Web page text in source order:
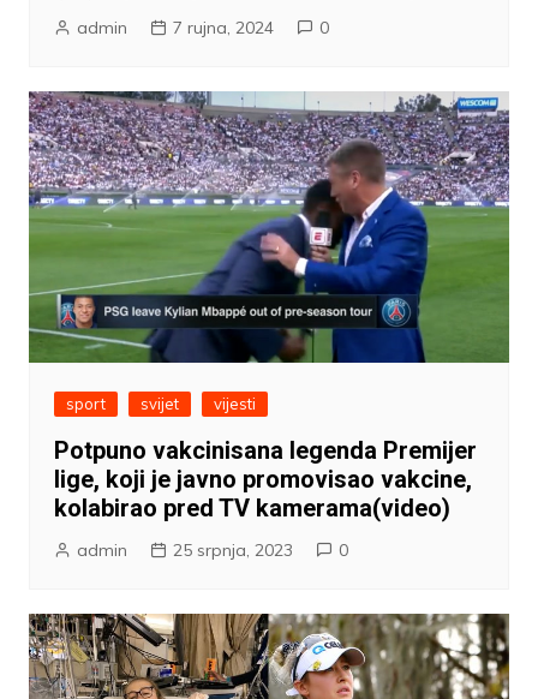
admin 7 rujna, 2024 0
sport svijet vijesti
Potpuno vakcinisana legenda Premijer
lige, koji je javno promovisao vakcine,
kolabirao pred TV kamerama(video)
admin 25 srpnja, 2023 0